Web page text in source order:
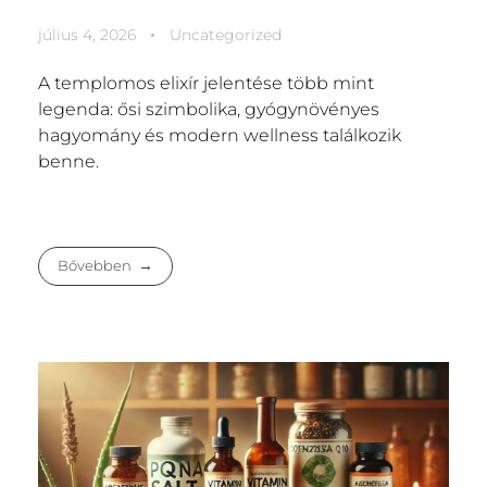
július 4, 2026 Uncategorized
A templomos elixír jelentése több mint
legenda: ősi szimbolika, gyógynövényes
hagyomány és modern wellness találkozik
benne.
Bővebben